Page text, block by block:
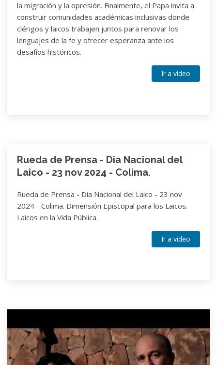
la migración y la opresión. Finalmente, el Papa invita a
construir comunidades académicas inclusivas donde
clérigos y laicos trabajen juntos para renovar los
lenguajes de la fe y ofrecer esperanza ante los
desafíos históricos.
Ir a vídeo
Rueda de Prensa - Dia Nacional del
Laico - 23 nov 2024 - Colima.
Rueda de Prensa - Dia Nacional del Laico - 23 nov
2024 - Colima. Dimensión Episcopal para los Laicos.
Laicos en la Vida Pública.
Ir a vídeo